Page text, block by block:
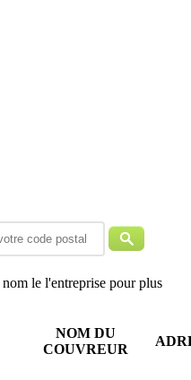
le l'entreprise pour plus
NOM DU
COUVREUR